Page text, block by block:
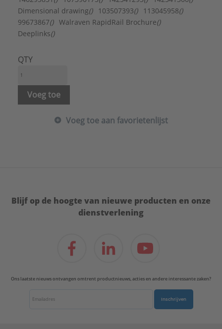
Oppervlaktebescherming: Elektrolytisch verzinkt
Type: Hammerfix
Serie:
RapidRail®
Dimensional drawing() 103507393() 113045958()
99673867() Walraven RapidRail Brochure()
Deeplinks()
QTY
Voeg toe
Voeg toe aan favorietenlijst
Blijf op de hoogte van nieuwe producten en onze
dienstverlening
Ons laatste nieuws ontvangen omtrent productnieuws, acties en andere interessante zaken?
Inschrijven